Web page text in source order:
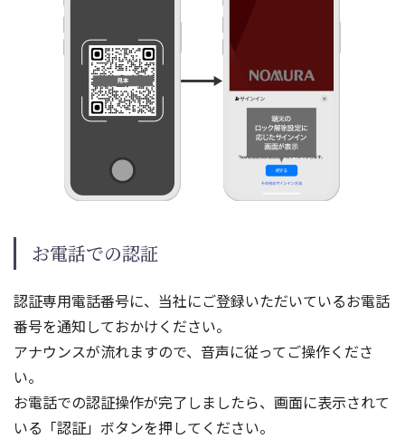
お電話での認証
認証専用電話番号に、当社にご登録いただいているお電話
番号を通知しておかけください。
アナウンスが流れますので、音声に従ってご操作くださ
い。
お電話での認証操作が完了しましたら、画面に表示されて
いる「認証」ボタンを押してください。